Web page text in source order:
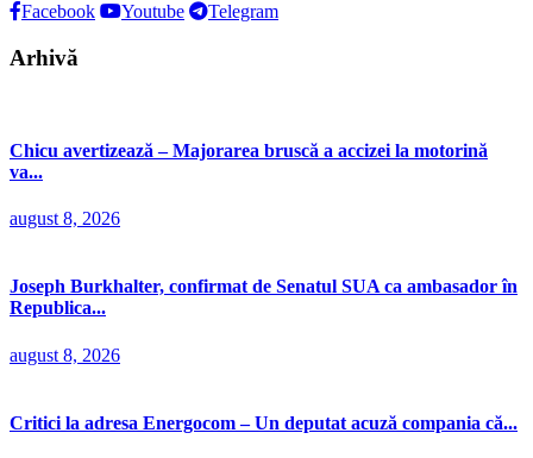
Facebook Youtube Telegram
Arhivă
Chicu avertizează – Majorarea bruscă a accizei la motorină
va...
august 8, 2026
Joseph Burkhalter, confirmat de Senatul SUA ca ambasador în
Republica...
august 8, 2026
Critici la adresa Energocom – Un deputat acuză compania că...